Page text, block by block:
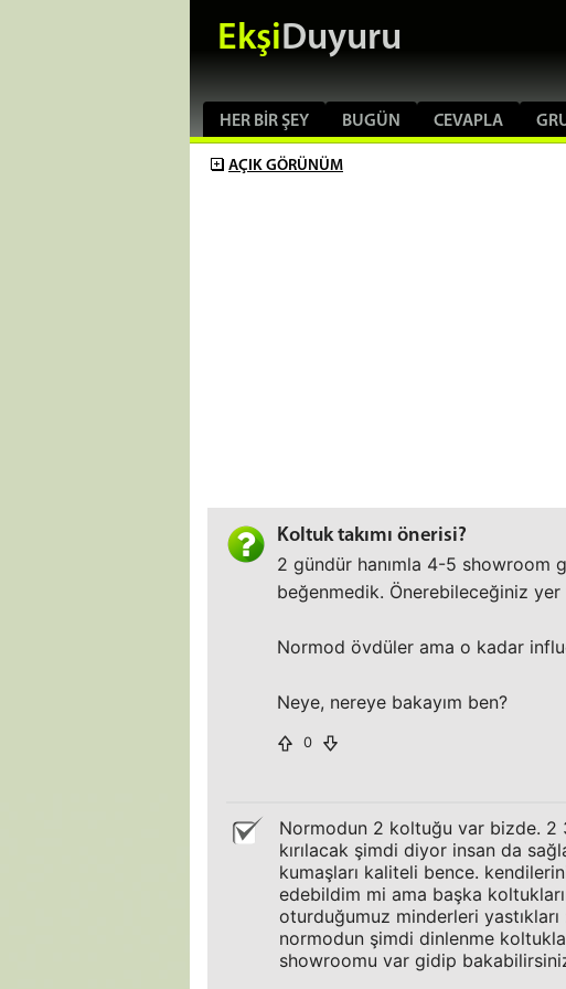
EkşiDuyuru
HER BIR ŞEY BUGÜN CEVAPLA
AÇIK GÖRÜNÜM
Koltuk takımı önerisi?
2 gündür hanımla 4-5 showroom
beğenmedik. Önerebileceğiniz yer
Normod övdüler ama o kadar
Neye, nereye bakayım ben?
0
Normodun 2 koltuğu var bizde. 2
kırılacak şimdi diyor insan da
kumaşları kaliteli bence.
edebildim mi ama başka
oturduğumuz minderleri yastıkları
normodun şimdi dinlenme
showroomu var gidip